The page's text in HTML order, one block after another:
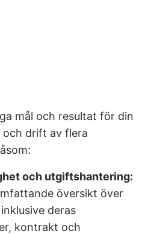
mål och resultat för din
och drift av flera
och utgiftshantering:
översikt över
deras
kontrakt och